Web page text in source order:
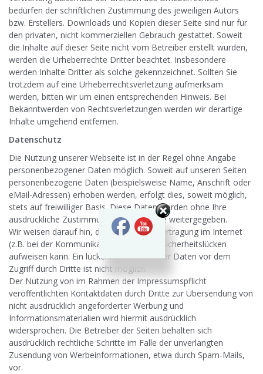
bedürfen der schriftlichen Zustimmung des jeweiligen Autors
bzw. Erstellers. Downloads und Kopien dieser Seite sind nur für
den privaten, nicht kommerziellen Gebrauch gestattet. Soweit
die Inhalte auf dieser Seite nicht vom Betreiber erstellt wurden,
werden die Urheberrechte Dritter beachtet. Insbesondere
werden Inhalte Dritter als solche gekennzeichnet. Sollten Sie
trotzdem auf eine Urheberrechtsverletzung aufmerksam
werden, bitten wir um einen entsprechenden Hinweis. Bei
Bekanntwerden von Rechtsverletzungen werden wir derartige
Inhalte umgehend entfernen.
Datenschutz
Die Nutzung unserer Webseite ist in der Regel ohne Angabe
personenbezogener Daten möglich. Soweit auf unseren Seiten
personenbezogene Daten (beispielsweise Name, Anschrift oder
eMail-Adressen) erhoben werden, erfolgt dies, soweit möglich,
stets auf freiwilliger Basis. Diese Daten werden ohne Ihre
ausdrückliche Zustimmung nicht an Dritte weitergegeben.
Wir weisen darauf hin, dass die Datenübertragung im Internet
(z.B. bei der Kommunikation per E-Mail) Sicherheitslücken
aufweisen kann. Ein lückenloser Schutz der Daten vor dem
Zugriff durch Dritte ist nicht möglich.
Der Nutzung von im Rahmen der Impressumspflicht
veröffentlichten Kontaktdaten durch Dritte zur Übersendung von
nicht ausdrücklich angeforderter Werbung und
Informationsmaterialien wird hiermit ausdrücklich
widersprochen. Die Betreiber der Seiten behalten sich
ausdrücklich rechtliche Schritte im Falle der unverlangten
Zusendung von Werbeinformationen, etwa durch Spam-Mails,
vor.